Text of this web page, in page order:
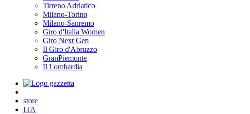
Tirreno Adriatico
Milano-Torino
Milano-Sanremo
Giro d'Italia Women
Giro Next Gen
Il Giro d'Abruzzo
GranPiemonte
Il Lombardia
store
ITA